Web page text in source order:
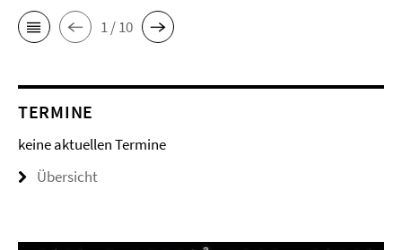
1 / 10
TERMINE
keine aktuellen Termine
Übersicht